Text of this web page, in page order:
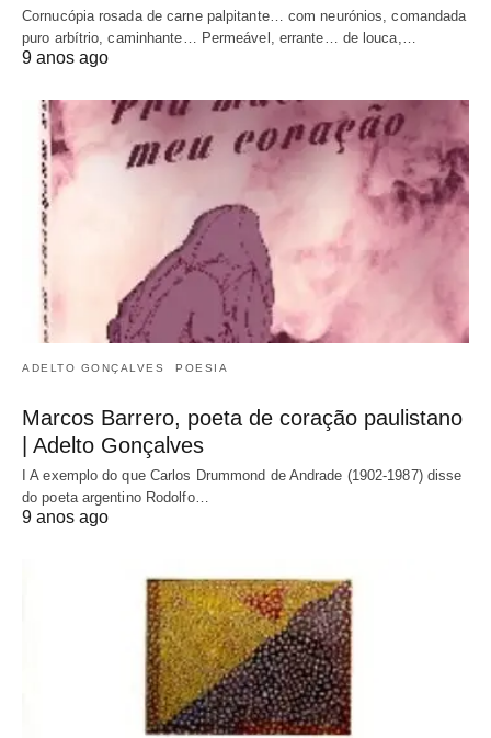
Cornucópia rosada de carne palpitante… com neurónios, comandada
puro arbítrio, caminhante… Permeável, errante… de louca,…
9 anos ago
ADELTO GONÇALVES POESIA
Marcos Barrero, poeta de coração paulistano
| Adelto Gonçalves
I A exemplo do que Carlos Drummond de Andrade (1902-1987) disse
do poeta argentino Rodolfo…
9 anos ago